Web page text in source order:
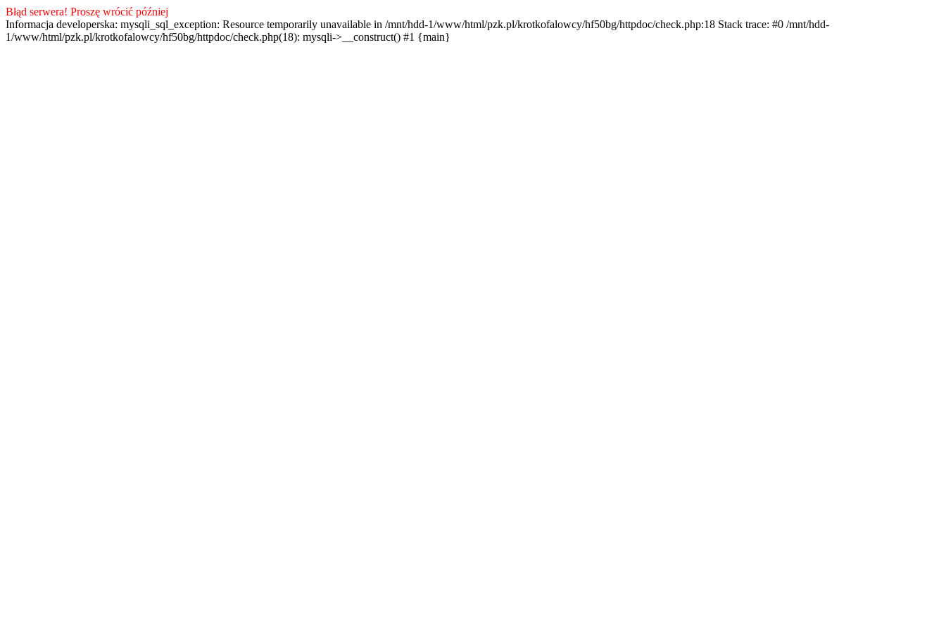
Błąd serwera! Proszę wrócić później
Informacja developerska: mysqli_sql_exception: Resource temporarily unavailable in /mnt/hdd-1/www/html/pzk.pl/krotkofalowcy/hf50bg/httpdoc/check.php:18 Stack trace: #0 /mnt/hdd-
1/www/html/pzk.pl/krotkofalowcy/hf50bg/httpdoc/check.php(18): mysqli->__construct() #1 {main}